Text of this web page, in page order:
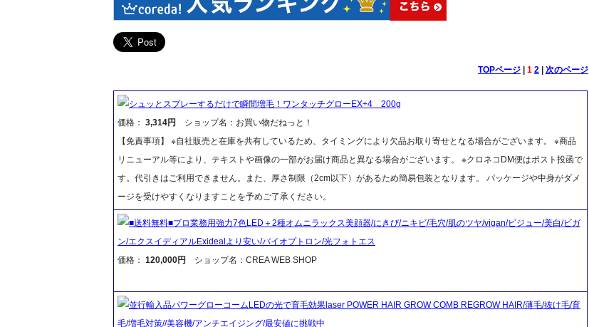
TOPページ| 1 2| 次のページ
シュッとスプレーするだけで瞬間増毛！ワンタッチグローEX+4 200g
価格： 3,314円
ショップ名：お買い物だねっと！
【免責事項】 ※自社販売と在庫を共有しているため、タイミングにより欠品お取り寄せとなる場合がございます。 ※商品
リニューアル等により、テキストや画像の一部がお届け商品と異なる場合がございます。 ※クロネコDM便はポスト投函で
す。代引きはご利用できません。また、厚さ制限（2cm以下）があるため簡易包装となります。 パッケージや中身がダメ
ージを受けやすくなりますことを予めご了承ください。
■送料無料■プロ業務用強力7色LED＋2種オムニラックス美顔器/にきび/ニキビ/毛穴/肌のツヤ/vigan/ビジュー/美白/ビガ
ン/エクスイディアルExidealより安い/バイオプトロン/光フォトエス
価格： 120,000円 ショップ名：CREA WEB SHOP
並行輸入品パワーグローコームLEDの光で育毛効果laser POWER HAIR GROW COMB REGROW HAIR/薄毛/抜け毛/育
毛/増毛対策//美容機/アンチエイジング/最安値に挑戦中